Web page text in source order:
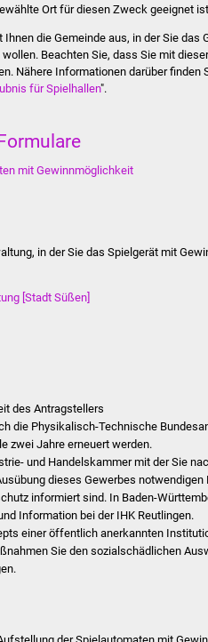
Ort für diesen Zweck geeignet
die Gemeinde aus, in der Sie das
Beachten Sie, dass Sie mit
Nähere Informationen darüber finden
für Spielhallen".
mit Gewinnmöglichkeit
in der Sie das Spielgerät mit
[Stadt Süßen]
des Antragstellers
die Physikalisch-Technische
zwei Jahre erneuert werden.
und Handelskammer mit der Sie
dieses Gewerbes notwendigen
informiert sind. In Baden-
Information bei der IHK Reutlingen.
einer öffentlich anerkannten
Sie den sozialschädlichen